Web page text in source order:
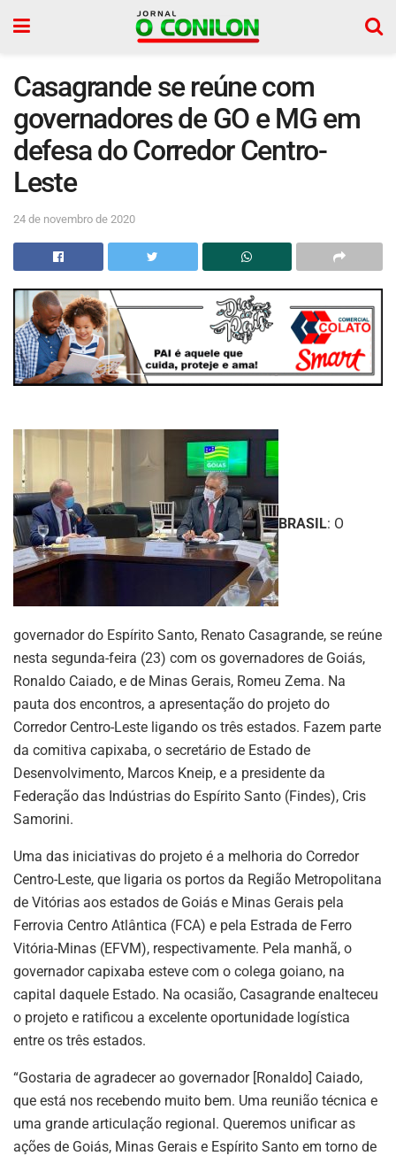
Casagrande se reúne com
governadores de GO e MG em
defesa do Corredor Centro-
Leste
24 de novembro de 2020
BRASIL: O
governador do Espírito Santo, Renato Casagrande, se reúne
nesta segunda-feira (23) com os governadores de Goiás,
Ronaldo Caiado, e de Minas Gerais, Romeu Zema. Na
pauta dos encontros, a apresentação do projeto do
Corredor Centro-Leste ligando os três estados. Fazem parte
da comitiva capixaba, o secretário de Estado de
Desenvolvimento, Marcos Kneip, e a presidente da
Federação das Indústrias do Espírito Santo (Findes), Cris
Samorini.
Uma das iniciativas do projeto é a melhoria do Corredor
Centro-Leste, que ligaria os portos da Região Metropolitana
de Vitórias aos estados de Goiás e Minas Gerais pela
Ferrovia Centro Atlântica (FCA) e pela Estrada de Ferro
Vitória-Minas (EFVM), respectivamente. Pela manhã, o
governador capixaba esteve com o colega goiano, na
capital daquele Estado. Na ocasião, Casagrande enalteceu
o projeto e ratificou a excelente oportunidade logística
entre os três estados.
“Gostaria de agradecer ao governador [Ronaldo] Caiado,
que está nos recebendo muito bem. Uma reunião técnica e
uma grande articulação regional. Queremos unificar as
ações de Goiás, Minas Gerais e Espírito Santo em torno de